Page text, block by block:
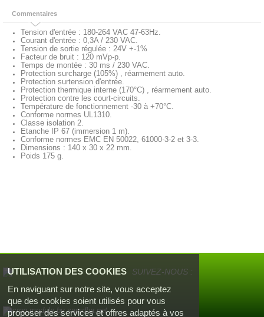
Commentaires
Tension d'entrée : 180-264 VAC 47-63Hz.
Courant d'entrée : 0,3A / 230 VAC.
Tension de sortie régulée : 24V +-1%
Facteur de bruit : 120 mVp-p.
Temps de montée : 30 ms / 230 VAC.
Protection surcharge (105%) , réarmement auto.
Protection surtension d'entrée.
Protection thermique interne (170°C) , réarmement auto.
Protection contre les court-circuits.
Température de fonctionnement -30 à +70°C.
Conforme normes UL1310.
Classe isolation 2.
Etanche IP 67 (immersion 1 m).
Conforme normes EMC EN 50022, 61000-3-2 et 3-3.
Dimensions : 140 x 30 x 22 mm.
Poids 175 g.
SUIVEZ-NOUS :
UTILISATION DES COOKIES
En naviguant sur notre site, vous acceptez
que des cookies soient utilisés pour vous
proposer des services et offres adaptés à vos